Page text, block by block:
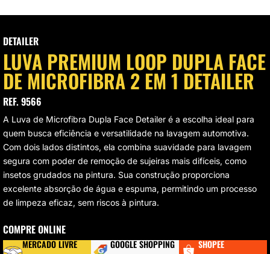
MODULARES
DE FAROL
DETAILER
LUVA PREMIUM LOOP DUPLA FACE
DE MICROFIBRA 2 EM 1 DETAILER
REF. 9566
A Luva de Microfibra Dupla Face Detailer é a escolha ideal para
quem busca eficiência e versatilidade na lavagem automotiva.
Com dois lados distintos, ela combina suavidade para lavagem
segura com poder de remoção de sujeiras mais difíceis, como
insetos grudados na pintura. Sua construção proporciona
excelente absorção de água e espuma, permitindo um processo
de limpeza eficaz, sem riscos à pintura.
COMPRE ONLINE
MERCADO LIVRE GOOGLE SHOPPING SHOPEE